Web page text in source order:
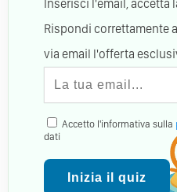
Inserisci l'email, accetta
Rispondi correttamente
via email l'offerta
Accetto l'informativa sulla
dati
Inizia il quiz